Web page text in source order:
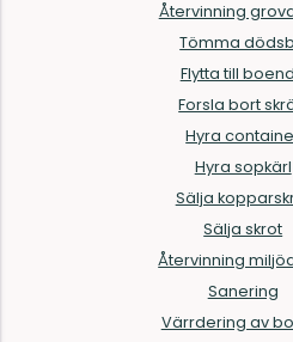
Återvinning
Tömma
Flytta till
Forsla bort
Hyra
Hyra sopkärl
Sälja
Sälja skrot
Återvinning
Sanering
Värrdering av